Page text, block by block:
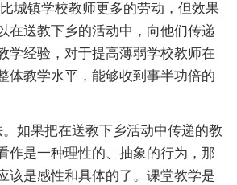
城镇学校教师更多的劳动，但效果
在送教下乡的活动中，向他们传递
学经验，对于提高薄弱学校教师在
体教学水平，能够收到事半功倍的
果把在送教下乡活动中传递的教
作是一种理性的、抽象的行为，那
该是感性和具体的了。课堂教学是